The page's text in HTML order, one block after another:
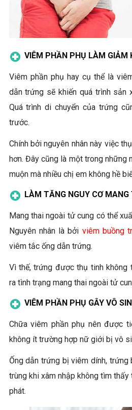
VIÊM PHẦN PHỤ LÀM GIẢM
Viêm phần phụ hay cụ thể là
dẫn trứng sẽ khiến quá trình sản
Quá trình di chuyển của trứng
trước.
Chính bởi nguyên nhân này việc
hơn. Đây cũng là một trong những
muộn mà nhiều chị em không hề
LÀM TĂNG NGUY CƠ
Mang thai ngoài tử cung có thể
Nguyên nhân là bởi viêm buồng
viêm tắc ống dẫn trứng.
Vì thế, trứng được thụ tinh không
ra tình trạng mang thai ngoài tử
VIÊM PHẦN PHỤ GÂY VÔ
Chữa viêm phần phụ nên được
không ít trường hợp nữ giới bị vô
Ống dẫn trứng bị viêm dính, trứng
trùng khi xâm nhập không tìm
phát.